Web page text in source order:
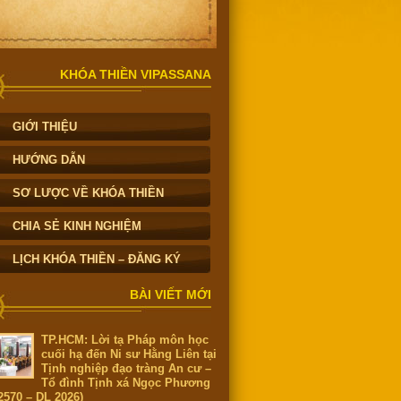
KHÓA THIỀN VIPASSANA
GIỚI THIỆU
HƯỚNG DẪN
SƠ LƯỢC VỀ KHÓA THIỀN
CHIA SẺ KINH NGHIỆM
LỊCH KHÓA THIỀN – ĐĂNG KÝ
BÀI VIẾT MỚI
TP.HCM: Lời tạ Pháp môn học
cuối hạ đến Ni sư Hằng Liên tại
Tịnh nghiệp đạo tràng An cư –
Tổ đình Tịnh xá Ngọc Phương
– DL 2026)